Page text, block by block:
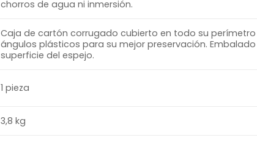
chorros de agua ni inmersión.
Caja de cartón corrugado cubierto en todo su perímetro
ángulos plásticos para su mejor preservación.
superficie del espejo.
1 pieza
3,8 kg